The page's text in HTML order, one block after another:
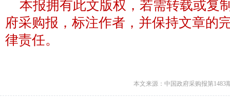
本报拥有此文版权，若需转载或复
府采购报，标注作者，并保持文章的
律责任。
本文来源：中国政府采购报第1483